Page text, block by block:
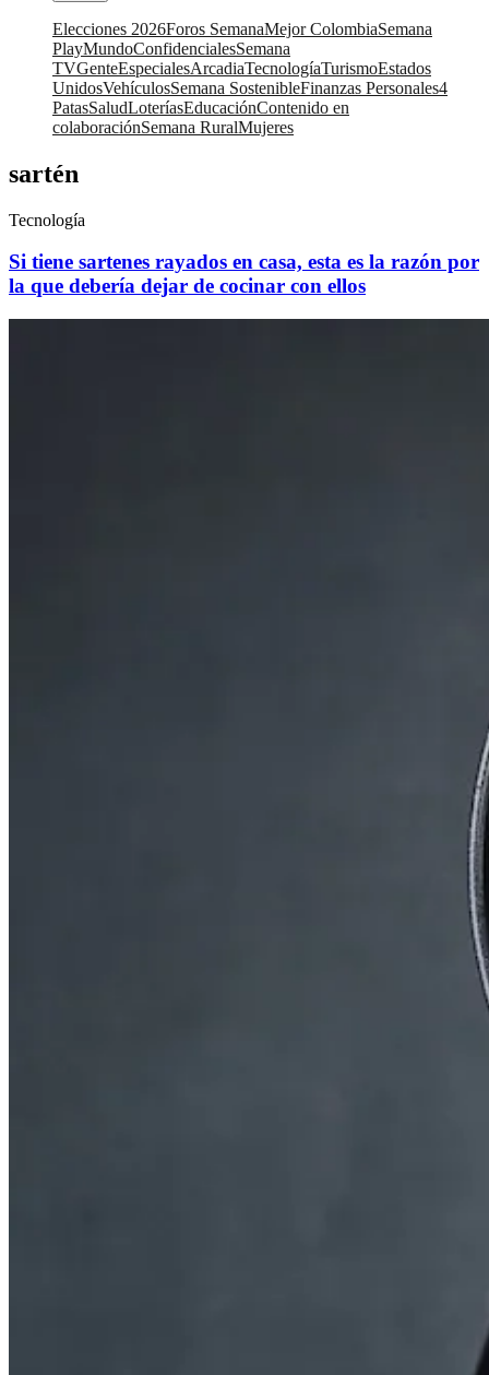
Elecciones 2026Foros SemanaMejor ColombiaSemana
PlayMundoConfidencialesSemana
TVGenteEspecialesArcadiaTecnologíaTurismoEstados
UnidosVehículosSemana SostenibleFinanzas Personales4
PatasSaludLoteríasEducaciónContenido en
colaboraciónSemana RuralMujeres
sartén
Tecnología
Si tiene sartenes rayados en casa, esta es la razón por
la que debería dejar de cocinar con ellos